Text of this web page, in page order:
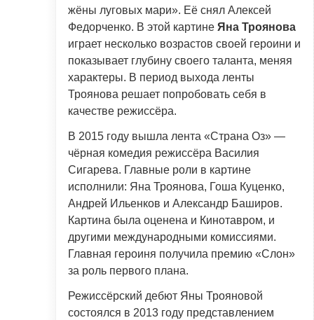
жёны луговых мари». Её снял Алексей
Федорченко. В этой картине Яна Троянова
играет несколько возрастов своей героини и
показывает глубину своего таланта, меняя
характеры. В период выхода ленты
Троянова решает попробовать себя в
качестве режиссёра.
В 2015 году вышла лента «Страна Оз» —
чёрная комедия режиссёра Василия
Сигарева. Главные роли в картине
исполнили: Яна Троянова, Гоша Куценко,
Андрей Ильенков и Александр Баширов.
Картина была оценена и Кинотавром, и
другими международными комиссиями.
Главная героиня получила премию «Слон»
за роль первого плана.
Режиссёрский дебют Яны Трояновой
состоялся в 2013 году представлением